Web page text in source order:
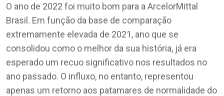
O ano de 2022 foi muito bom para a ArcelorMittal
Brasil. Em função da base de comparação
extremamente elevada de 2021, ano que se
consolidou como o melhor da sua história, já era
esperado um recuo significativo nos resultados no
ano passado. O influxo, no entanto, representou
apenas um retorno aos patamares de normalidade do